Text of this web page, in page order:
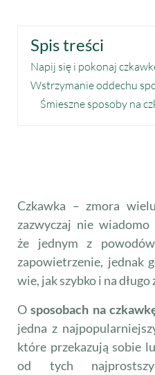
Spis treści
Napij się i pokonaj
Wstrzymanie oddechu
Śmieszne sposoby na
Czkawka – zmora
zazwyczaj nie
że jednym z
zapowietrzenie, jednak
wie, jak szybko i na
Osposobach na
jedna z
które przekazują sobie
od tych